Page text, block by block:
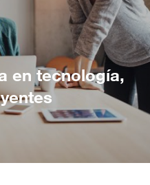
en tecnología,